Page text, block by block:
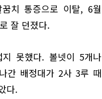
치 통증으로 이탈, 6월
잘 던졌다.
못했다. 볼넷이 5개나
간 배정대가 2사 3루 때
다.